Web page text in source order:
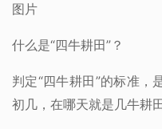
图片
什么是“四牛耕田”？
判定“四牛耕田”的标准，
初几，在哪天就是几牛耕田